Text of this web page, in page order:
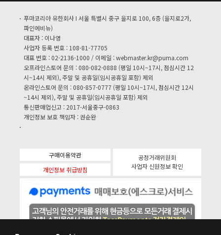
푸마코리아 유한회사 I 서울 특별시 중구 을지로 100, 6층 (을지로2가,
파인에비뉴)
대표자 : 이나영
사업자 등록 번호 : 108-81-77705
대표 번호 : 02-2136-1000 / 이메일 :webmaster.kr@puma.com
오프라인스토어 문의 : 080-082-0888 (평일 10시~17시, 점심시간 12
시~14시 제외), 주말 및 공휴일(임시공휴일 포함) 제외
온라인스토어 문의 : 080-857-0777 (평일 10시~17시, 점심시간 12시
~14시 제외), 주말 및 공휴일(임시공휴일 포함) 제외
통신판매업신고 : 2017-서울중구-0863
개인정보 보호 책임자 : 권순완
구매이용약관
개인정보 취급방침
공정거래위원회
사업자 신원정보 확인